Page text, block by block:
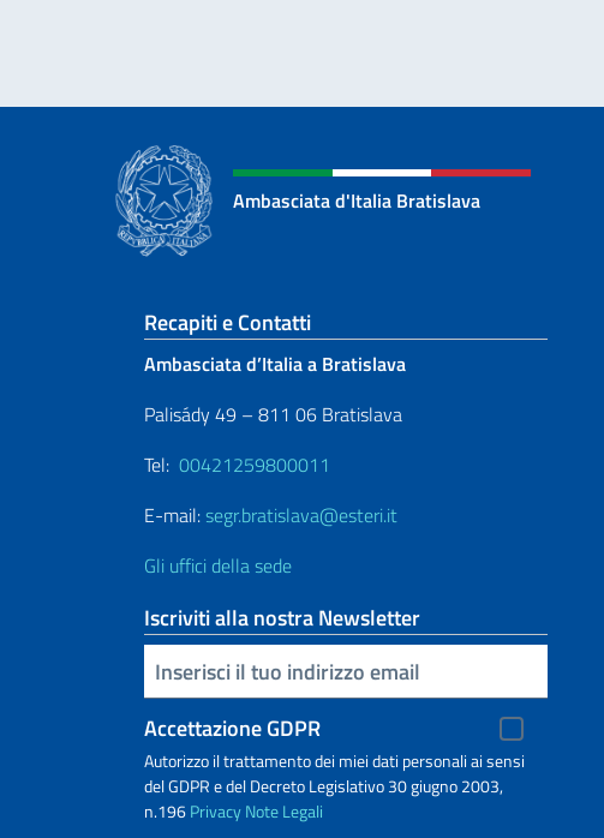
Ambasciata d'Italia Bratislava
Sezione footer
Recapiti e Contatti
Ambasciata d’Italia a Bratislava
Palisády 49 – 811 06 Bratislava
Tel: 00421259800011
E-mail:segr.bratislava@esteri.it
Gli uffici della sede
Iscriviti alla nostra Newsletter
Inserisci la tua email
Accettazione GDPR
Autorizzo il trattamento dei miei dati personali ai sensi
del GDPR e del Decreto Legislativo 30 giugno 2003,
n.196PrivacyNote Legali